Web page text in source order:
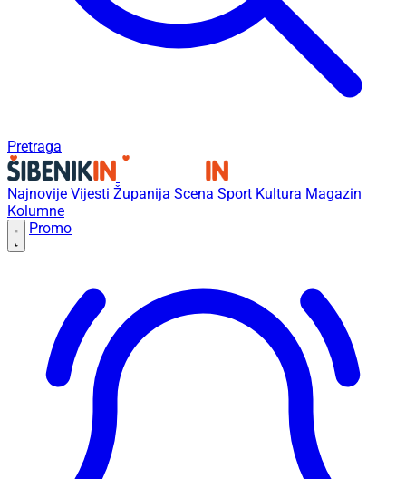
Pretraga
Najnovije Vijesti Županija Scena Sport Kultura Magazin
Kolumne
Promo